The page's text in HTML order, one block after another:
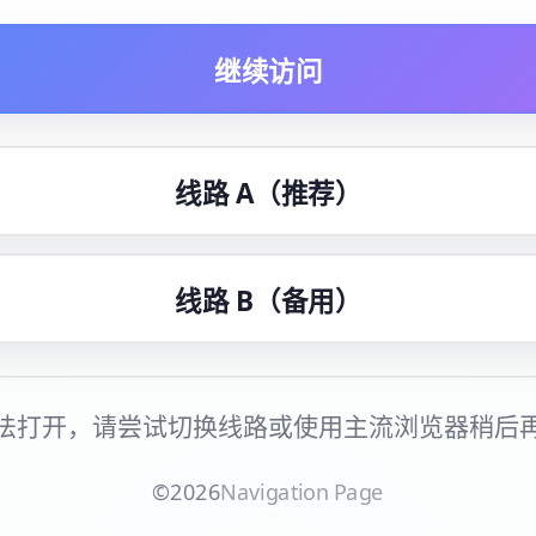
继续访问
线路 A（推荐）
线路 B（备用）
打开，请尝试切换线路或使用主流浏览器稍后
©2026Navigation Page